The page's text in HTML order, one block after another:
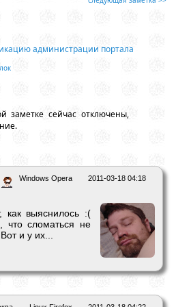
администрации портала
заметке сейчас отключены,
2011-03-18 04:18
Windows Opera
как выяснилось :(
что сломаться не
и у их...